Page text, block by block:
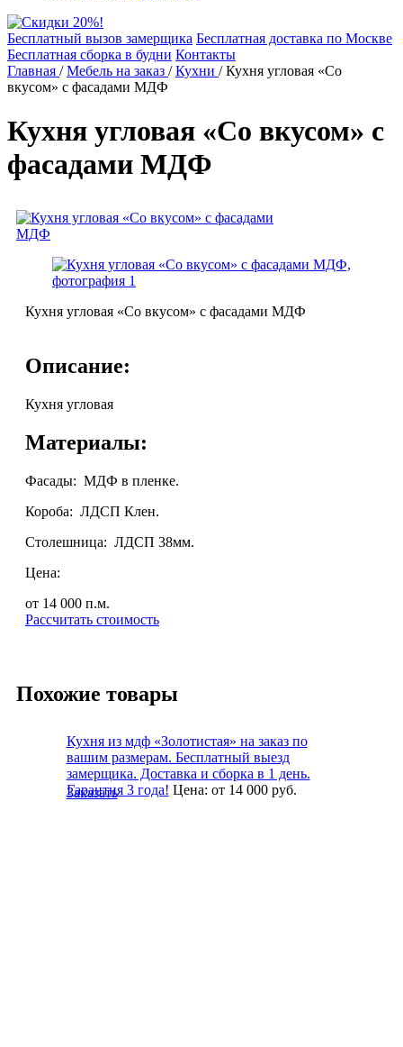
Бесплатный вызов замерщика Бесплатная доставка по Москве
Бесплатная сборка в будни Контакты
Главная /Мебель на заказ /Кухни /Кухня угловая «Со
вкусом» с фасадами МДФ
Кухня угловая «Со вкусом» с
фасадами МДФ
Кухня угловая «Со вкусом» с фасадами МДФ
Описание:
Кухня угловая
Материалы:
Фасады: МДФ в пленке.
Короба: ЛДСП Клен.
Столешница: ЛДСП 38мм.
Цена:
от 14 000 п.м.
Рассчитать стоимость
Похожие товары
Кухня из мдф «Золотистая» на заказ по
вашим размерам. Бесплатный выезд
замерщика. Доставка и сборка в 1 день.
Гарантия 3 года! Цена: от 14 000руб.
Заказать